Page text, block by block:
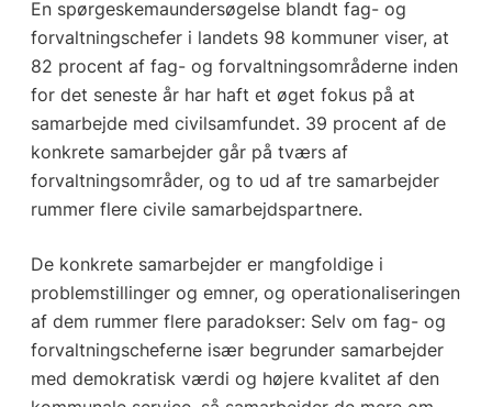
En spørgeskemaundersøgelse blandt fag- og
forvaltningschefer i landets 98 kommuner viser, at
82 procent af fag- og forvaltningsområderne inden
for det seneste år har haft et øget fokus på at
samarbejde med civilsamfundet. 39 procent af de
konkrete samarbejder går på tværs af
forvaltningsområder, og to ud af tre samarbejder
rummer flere civile samarbejdspartnere.
De konkrete samarbejder er mangfoldige i
problemstillinger og emner, og operationaliseringen
af dem rummer flere paradokser: Selv om fag- og
forvaltningscheferne især begrunder samarbejder
med demokratisk værdi og højere kvalitet af den